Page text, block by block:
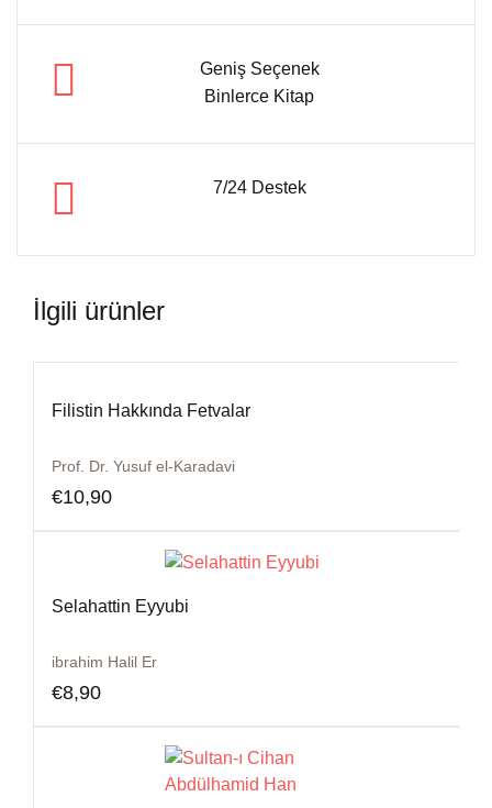
Geniş Seçenek
Binlerce Kitap
7/24 Destek
İlgili ürünler
Filistin Hakkında Fetvalar
Prof. Dr. Yusuf el-Karadavi
€10,90
Selahattin Eyyubi
ibrahim Halil Er
€8,90